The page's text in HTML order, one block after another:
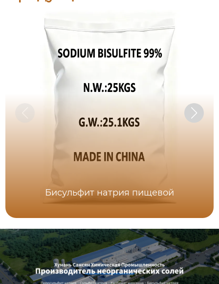
Бисульфит натрия пищевой